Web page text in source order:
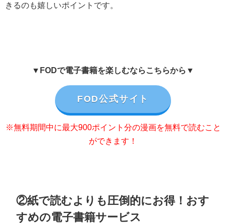
きるのも嬉しいポイントです。
▼FODで電子書籍を楽しむならこちらから▼
FOD公式サイト
※無料期間中に最大900ポイント分の漫画を無料で読むこと
ができます！
②紙で読むよりも圧倒的にお得！おす
すめの電子書籍サービス